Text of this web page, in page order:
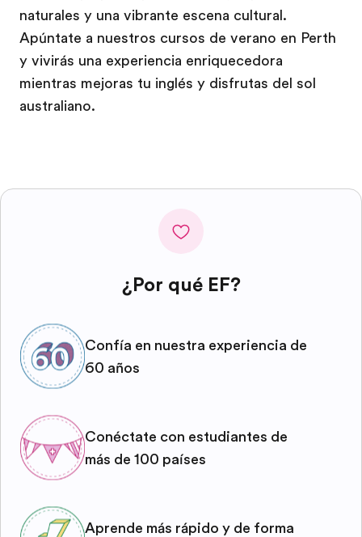
naturales y una vibrante escena cultural.
Apúntate a nuestros cursos de verano en Perth
y vivirás una experiencia enriquecedora
mientras mejoras tu inglés y disfrutas del sol
australiano.
¿Por qué EF?
Confía en nuestra experiencia de
60 años
Conéctate con estudiantes de
más de 100 países
Aprende más rápido y de forma